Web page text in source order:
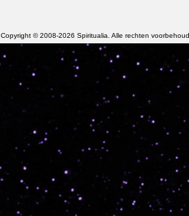
Copyright © 2008-2026 Spiritualia. Alle rechten